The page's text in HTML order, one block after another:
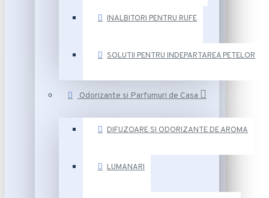
INALBITORI PENTRU RUFE
SOLUTII PENTRU INDEPARTAREA PETELOR
Odorizante si Parfumuri de Casa
DIFUZOARE SI ODORIZANTE DE AROMA
LUMANARI